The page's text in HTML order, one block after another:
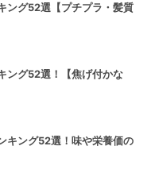
ング52選【プチプラ・髪質
ング52選！【焦げ付かな
キング52選！味や栄養価の